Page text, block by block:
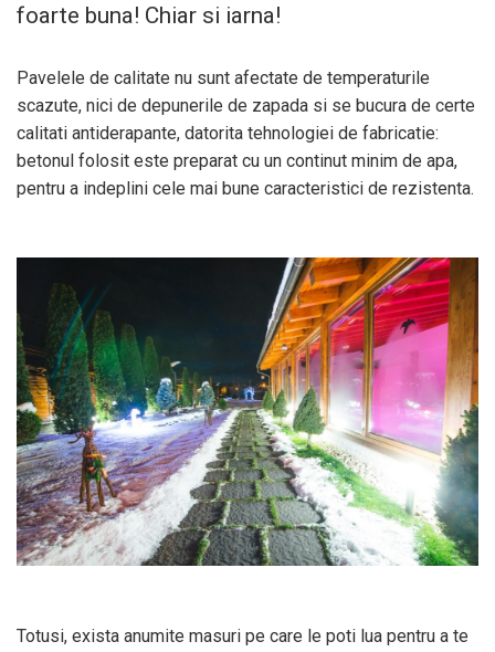
foarte buna! Chiar si iarna!
Pavelele de calitate nu sunt afectate de temperaturile
scazute, nici de depunerile de zapada si se bucura de certe
calitati antiderapante, datorita tehnologiei de fabricatie:
betonul folosit este preparat cu un continut minim de apa,
pentru a indeplini cele mai bune caracteristici de rezistenta.
Totusi, exista anumite masuri pe care le poti lua pentru a te